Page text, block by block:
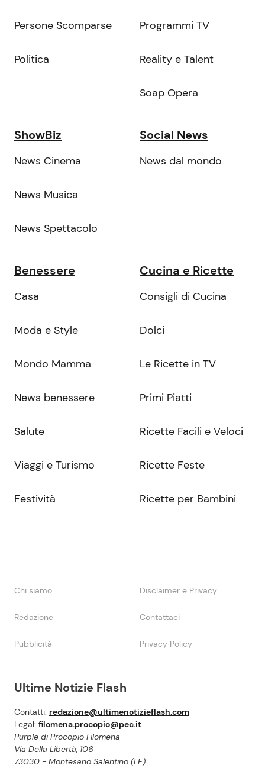
Ultime Notizie Flash
Contatti: redazione@ultimenotizieflash.com
Legal: filomena.procopio@pec.it
Purple di Procopio Filomena
Via Della Libertà, 106
73030 - Montesano Salentino (LE)
Persone Scomparse
Politica
Programmi TV
Reality e Talent
Soap Opera
ShowBiz
News Cinema
News Musica
News Spettacolo
Social News
News dal mondo
Benessere
Casa
Moda e Style
Mondo Mamma
News benessere
Salute
Viaggi e Turismo
Festività
Cucina e Ricette
Consigli di Cucina
Dolci
Le Ricette in TV
Primi Piatti
Ricette Facili e Veloci
Ricette Feste
Ricette per Bambini
Chi siamo Disclaimer e Privacy
Redazione Contattaci
Pubblicità Privacy Policy